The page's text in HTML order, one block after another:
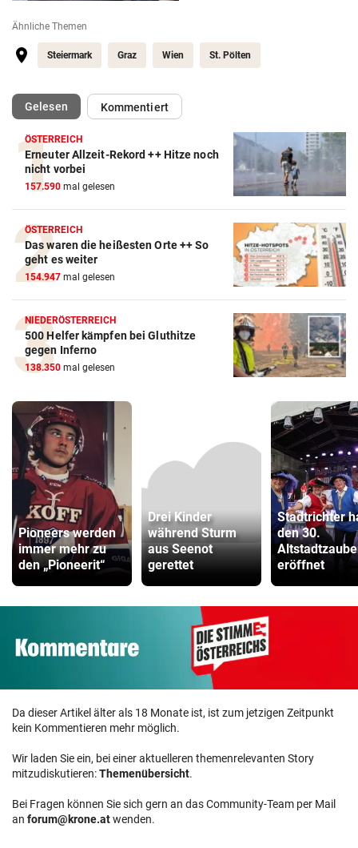
Ähnliche Themen
Steiermark Graz Wien St. Pölten
Gelesen(ausgewählt)Kommentiert
ÖSTERREICH
Erneuter Allzeit-Rekord ++ Hitze noch
nicht vorbei
157.590 mal gelesen
ÖSTERREICH
Das waren die heißesten Orte ++ So
geht es weiter
154.947 mal gelesen
NIEDERÖSTERREICH
500 Helfer kämpfen bei Gluthitze
gegen Inferno
138.350 mal gelesen
Pioneers werden
immer mehr zu
den „Pioneerit“
Drei Kinder
während Sturm
aus Seenot
gerettet
Stadtrichter
den 30.
eröffnet
Da dieser Artikel älter als 18 Monate ist, ist zum jetzigen Zeitpunkt
kein Kommentieren mehr möglich.
Wir laden Sie ein, bei einer aktuelleren themenrelevanten Story
mitzudiskutieren:Themenübersicht.
Bei Fragen können Sie sich gern an das Community-Team per Mail
an forum@krone.atwenden.